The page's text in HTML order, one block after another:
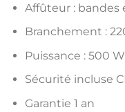
Affûteur : bandes
Branchement :
Puissance : 500 W
Sécurité incluse
Garantie 1 an